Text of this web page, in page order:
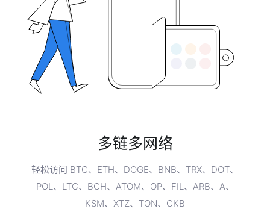
多链多网络
轻松访问 BTC、ETH、DOGE、BNB、TRX、DOT、
POL、LTC、BCH、ATOM、OP、FIL、ARB、A、
KSM、XTZ、TON、CKB